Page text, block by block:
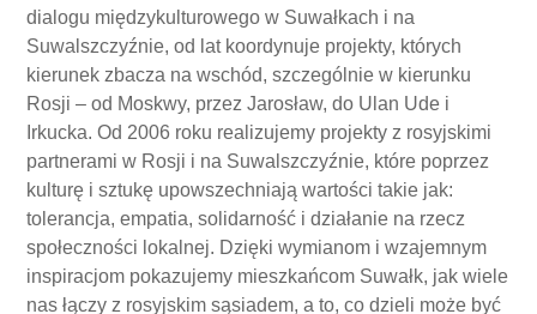
dialogu międzykulturowego w Suwałkach i na
Suwalszczyźnie, od lat koordynuje projekty, których
kierunek zbacza na wschód, szczególnie w kierunku
Rosji – od Moskwy, przez Jarosław, do Ulan Ude i
Irkucka. Od 2006 roku realizujemy projekty z rosyjskimi
partnerami w Rosji i na Suwalszczyźnie, które poprzez
kulturę i sztukę upowszechniają wartości takie jak:
tolerancja, empatia, solidarność i działanie na rzecz
społeczności lokalnej. Dzięki wymianom i wzajemnym
inspiracjom pokazujemy mieszkańcom Suwałk, jak wiele
nas łączy z rosyjskim sąsiadem, a to, co dzieli może być